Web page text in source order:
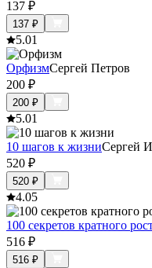
137 ₽
137 ₽
5.01
ОрфизмСергей Петров
200 ₽
200 ₽
5.01
10 шагов к жизниСергей
520 ₽
520 ₽
4.05
100 секретов кратного
516 ₽
516 ₽